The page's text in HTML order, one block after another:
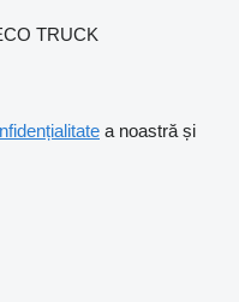
TRUCK
a noastră și